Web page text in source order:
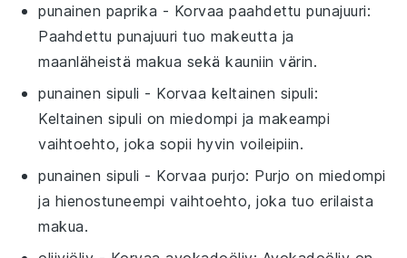
punainen paprika - Korvaapaahdettu punajuuri:
Paahdettu punajuuri tuo makeutta ja
maanläheistä makua sekä kauniin värin.
punainen sipuli - Korvaa keltainen sipuli:
Keltainen sipuli on miedompi ja makeampi
vaihtoehto, joka sopii hyvin voileipiin.
punainen sipuli - Korvaa purjo: Purjo on miedompi
ja hienostuneempi vaihtoehto, joka tuo erilaista
makua.